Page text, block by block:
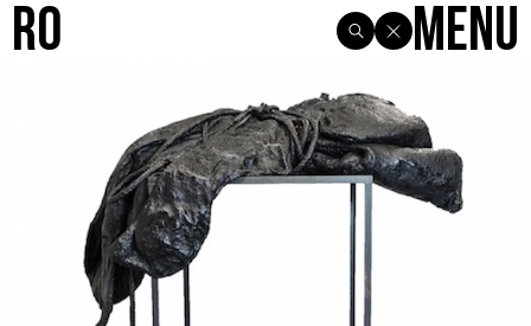
R0 Menu